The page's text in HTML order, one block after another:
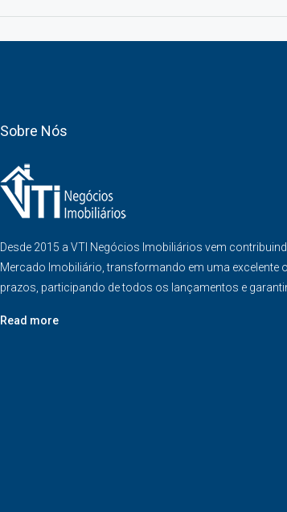
Sobre Nós
Desde 2015 a VTI Negócios Imobiliários vem
Mercado Imobiliário, transformando em uma excelente
prazos, participando de todos os lançamentos e
Read more